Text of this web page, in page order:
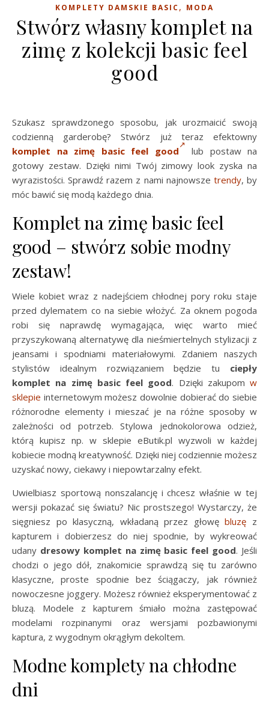
KOMPLETY DAMSKIE BASIC, MODA
Stwórz własny komplet na
zimę z kolekcji basic feel
good
Szukasz sprawdzonego sposobu, jak urozmaicić swoją
codzienną garderobę? Stwórz już teraz efektowny
komplet na zimę basic feel good
lub postaw na
gotowy zestaw. Dzięki nimi Twój zimowy look zyska na
wyrazistości. Sprawdź razem z nami najnowsze trendy, by
móc bawić się modą każdego dnia.
Komplet na zimę basic feel
good – stwórz sobie modny
zestaw!
Wiele kobiet wraz z nadejściem chłodnej pory roku staje
przed dylematem co na siebie włożyć. Za oknem pogoda
robi się naprawdę wymagająca, więc warto mieć
przyszykowaną alternatywę dla nieśmiertelnych stylizacji z
jeansami i spodniami materiałowymi. Zdaniem naszych
stylistów idealnym rozwiązaniem będzie tu ciepły
komplet na zimę basic feel good. Dzięki zakupom w
sklepie internetowym możesz dowolnie dobierać do siebie
różnorodne elementy i mieszać je na różne sposoby w
zależności od potrzeb. Stylowa jednokolorowa odzież,
którą kupisz np. w sklepie eButik.pl wyzwoli w każdej
kobiecie modną kreatywność. Dzięki niej codziennie możesz
uzyskać nowy, ciekawy i niepowtarzalny efekt.
Uwielbiasz sportową nonszalancję i chcesz właśnie w tej
wersji pokazać się światu? Nic prostszego! Wystarczy, że
sięgniesz po klasyczną, wkładaną przez głowębluzę z
kapturem i dobierzesz do niej spodnie, by wykreować
udany dresowy komplet na zimę basic feel good. Jeśli
chodzi o jego dół, znakomicie sprawdzą się tu zarówno
klasyczne, proste spodnie bez ściągaczy, jak również
nowoczesne joggery. Możesz również eksperymentować z
bluzą. Modele z kapturem śmiało można zastępować
modelami rozpinanymi oraz wersjami pozbawionymi
kaptura, z wygodnym okrągłym dekoltem.
Modne komplety na chłodne
dni